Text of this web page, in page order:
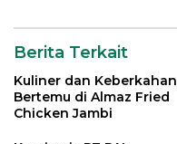
Berita Terkait
Kuliner dan Keberkahan
Bertemu di Almaz Fried
Chicken Jambi